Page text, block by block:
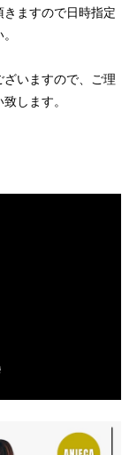
ますので日時指定
いますので、ご理
します。